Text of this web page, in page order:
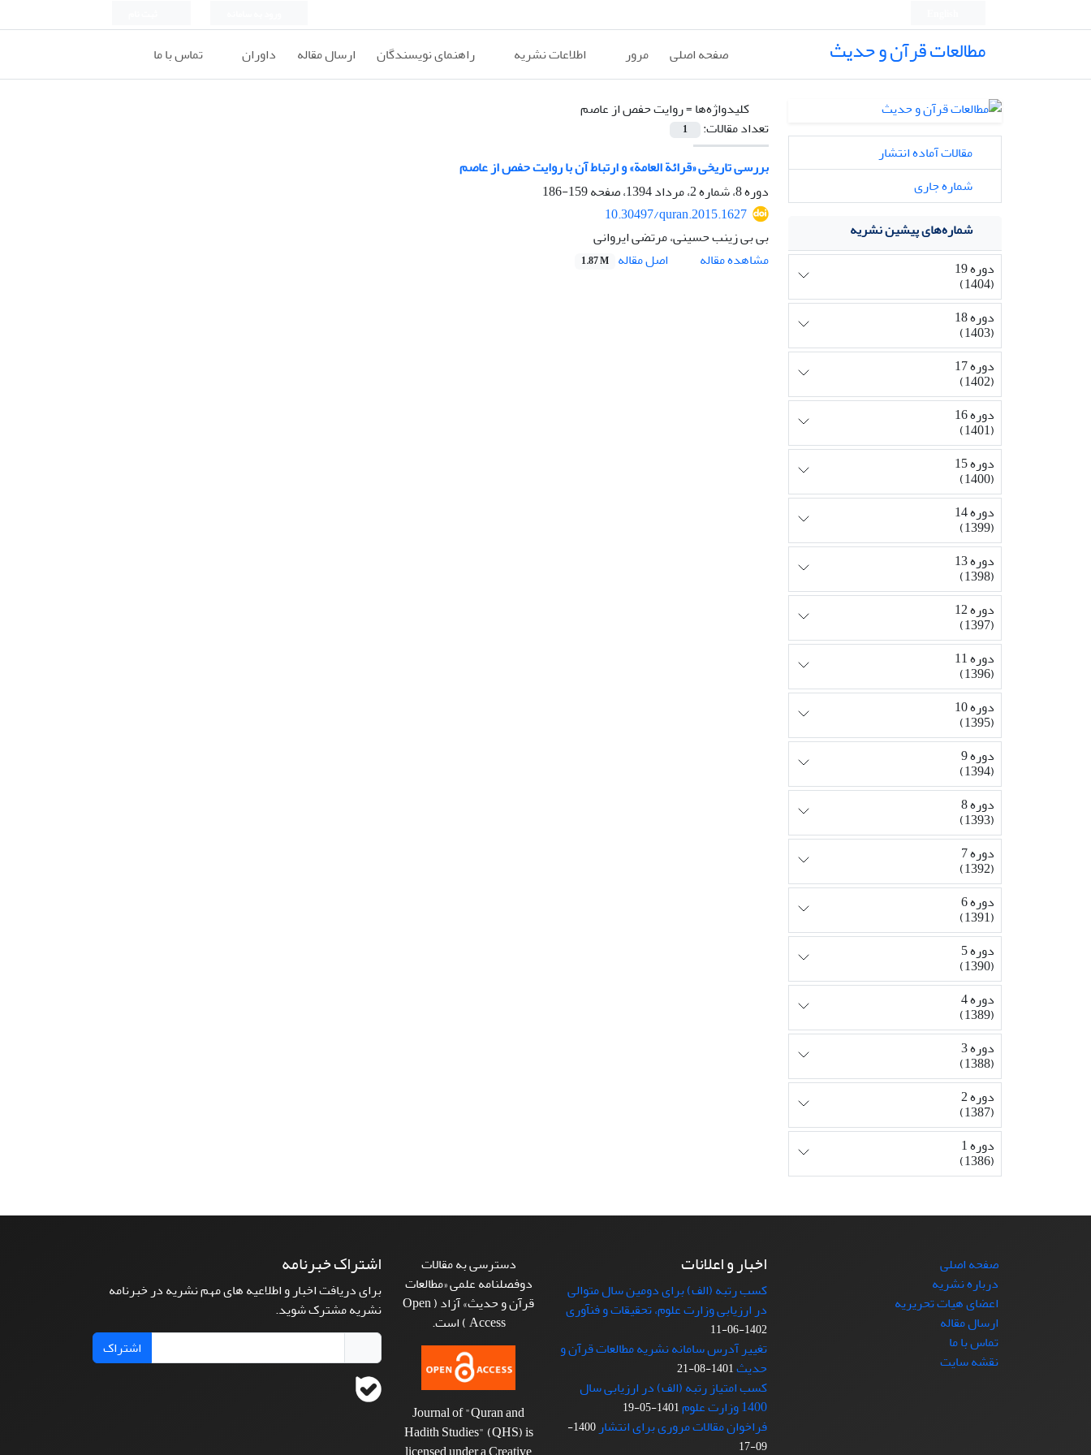
مطالعات قرآن و حدیث صفحه اصلی مرور اطلاعات نشریه راهنمای نویسندگان ارسال مقاله داوران تماس با ما
کلیدواژه‌ها =روایت حفص از عاصم
تعداد مقالات:
1
بررسی تاریخی «قرائة العامة» و ارتباط آن با روایت حفص از عاصم
دوره 8، شماره 2، مرداد 1394، صفحه
159-186
10.30497/quran.2015.1627
بی بی زینب حسینی، مرتضی ایروانی
مشاهده مقاله
اصل مقاله 1.87 M
مقالات آماده انتشار
شماره جاری
شماره‌های پیشین نشریه
دوره 19
(1404)
دوره 18
(1403)
دوره 17
(1402)
دوره 16
(1401)
دوره 15
(1400)
دوره 14
(1399)
دوره 13
(1398)
دوره 12
(1397)
دوره 11
(1396)
دوره 10
(1395)
دوره 9
(1394)
دوره 8
(1393)
دوره 7
(1392)
دوره 6
(1391)
دوره 5
(1390)
دوره 4
(1389)
دوره 3
(1388)
دوره 2
(1387)
دوره 1
(1386)
صفحه اصلی
درباره نشریه
اعضای هیات تحریریه
ارسال مقاله
تماس با ما
نقشه سایت
اخبار و اعلانات
کسب رتبه (الف) برای دومین سال متوالی
در ارزیابی وزارت علوم، تحقیقات و فنآوری
1402-06-11
تغییر آدرس سامانه نشریه مطالعات قرآن و
حدیث1401-08-21
کسب امتیاز رتبه (الف) در ارزیابی سال
1400 وزارت علوم
1401-05-19
فراخوان مقالات مروری برای انتشار
1400-
09-17
دسترسی به مقالات
دوفصلنامه علمی «مطالعات
قرآن و حدیث» آزاد ( Open
Access ) است.
Journal of "Quran and
Hadith Studies" (QHS) is
اشتراک خبرنامه
برای دریافت اخبار و اطلاعیه های مهم نشریه در خبرنامه
نشریه مشترک شوید.
اشتراک